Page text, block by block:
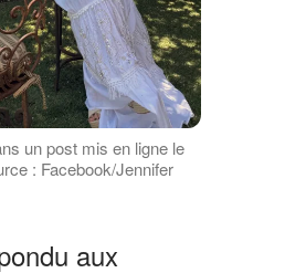
un post mis en ligne le
: Facebook/Jennifer
aux